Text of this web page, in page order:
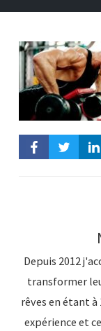
Depuis 2012
transformer
rêves en étant
expérience et